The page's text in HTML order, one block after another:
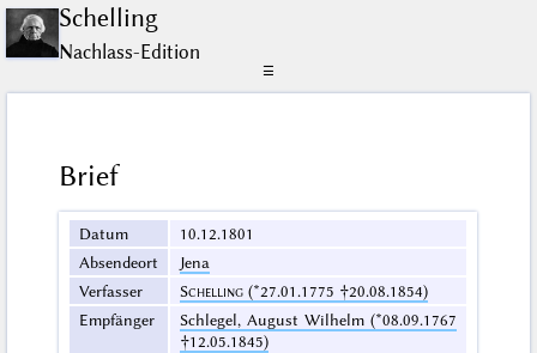
Schelling
Nachlass-Edition
☰
Brief
Datum
10.12.1801
Absendeort
Jena
Verfasser
Schelling (*27.01.1775 †20.08.1854)
Empfänger
Schlegel, August Wilhelm (*08.09.1767
†12.05.1845)